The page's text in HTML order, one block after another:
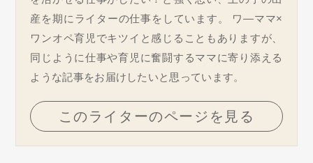
産を期にライターの仕事をしています。 ワ―ママ×
ワンオペ育児でキツイと感じることもありますが、
同じように仕事や育児に奮闘するママに寄り添える
ような記事をお届けしたいと思っています。
このライターのページを見る